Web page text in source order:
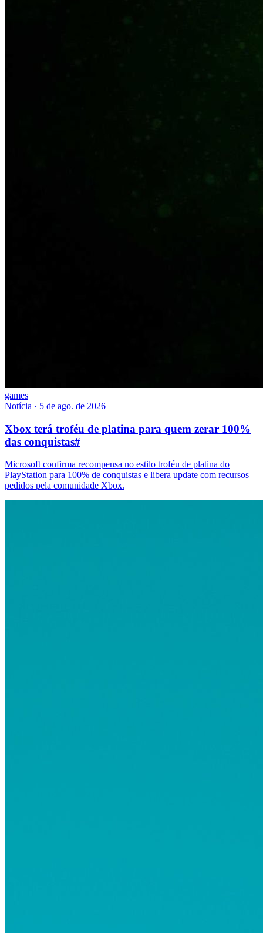
games
Notícia · 5 de ago. de 2026
Xbox terá troféu de platina para quem zerar 100%
das conquistas#
Microsoft confirma recompensa no estilo troféu de platina do
PlayStation para 100% de conquistas e libera update com recursos
pedidos pela comunidade Xbox.